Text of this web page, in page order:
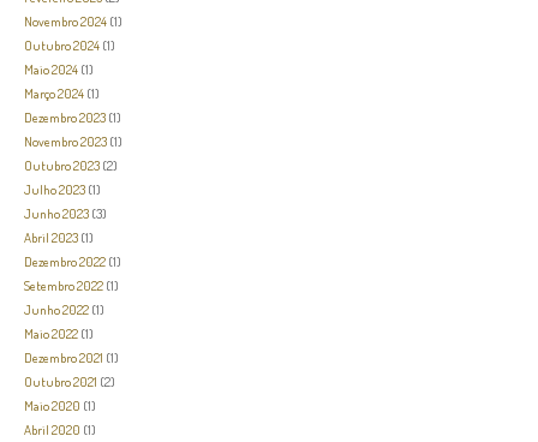
Novembro 2024 (1)
Outubro 2024 (1)
Maio 2024 (1)
Março 2024 (1)
Dezembro 2023 (1)
Novembro 2023 (1)
Outubro 2023 (2)
Julho 2023 (1)
Junho 2023 (3)
Abril 2023 (1)
Dezembro 2022 (1)
Setembro 2022 (1)
Junho 2022 (1)
Maio 2022 (1)
Dezembro 2021 (1)
Outubro 2021 (2)
Maio 2020 (1)
Abril 2020 (1)